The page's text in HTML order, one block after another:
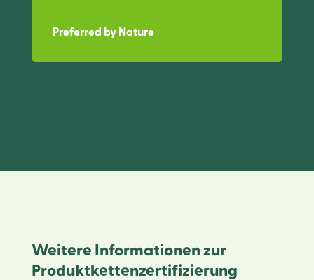
Preferred by Nature
Weitere Informationen zur
Produktkettenzertifizierung